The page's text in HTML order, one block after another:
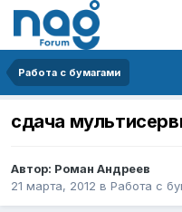
Работа с бумагами
сдача
Автор: Роман Андреев
21 марта, 2012 в Работа с